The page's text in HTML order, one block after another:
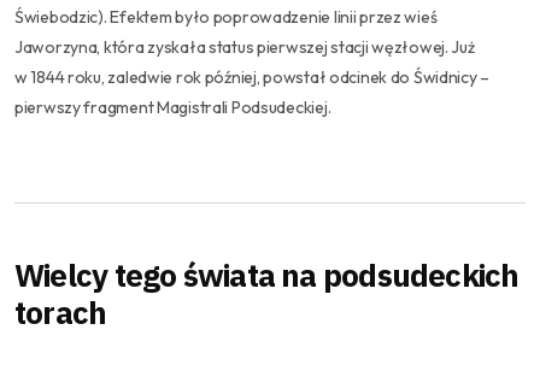
Świebodzic). Efektem było poprowadzenie linii przez wieś
Jaworzyna, która zyskała status pierwszej stacji węzłowej. Już
w 1844 roku, zaledwie rok później, powstał odcinek do Świdnicy –
pierwszy fragment Magistrali Podsudeckiej.
Wielcy tego świata na podsudeckich
torach